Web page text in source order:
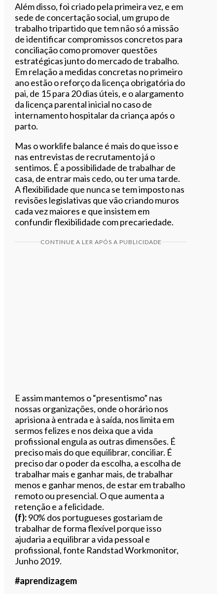
Além disso, foi criado pela primeira vez, e em
sede de concertação social, um grupo de
trabalho tripartido que tem não só a missão
de identificar compromissos concretos para
conciliação como promover questões
estratégicas junto do mercado de trabalho.
Em relação a medidas concretas no primeiro
ano estão o reforço da licença obrigatória do
pai, de 15 para 20 dias úteis, e o alargamento
da licença parental inicial no caso de
internamento hospitalar da criança após o
parto.
Mas o worklife balance é mais do que isso e
nas entrevistas de recrutamento já o
sentimos. É a possibilidade de trabalhar de
casa, de entrar mais cedo, ou ter uma tarde.
A flexibilidade que nunca se tem imposto nas
revisões legislativas que vão criando muros
cada vez maiores e que insistem em
confundir flexibilidade com precariedade.
CONTINUE A LER APÓS A PUBLICIDADE
E assim mantemos o “presentismo” nas
nossas organizações, onde o horário nos
aprisiona à entrada e à saída, nos limita em
sermos felizes e nos deixa que a vida
profissional engula as outras dimensões. É
preciso mais do que equilibrar, conciliar. É
preciso dar o poder da escolha, a escolha de
trabalhar mais e ganhar mais, de trabalhar
menos e ganhar menos, de estar em trabalho
remoto ou presencial. O que aumenta a
retenção e a felicidade.
(f):90% dos portugueses gostariam de
trabalhar de forma flexível porque isso
ajudaria a equilibrar a vida pessoal e
profissional, fonte Randstad Workmonitor,
Junho 2019.
#aprendizagem